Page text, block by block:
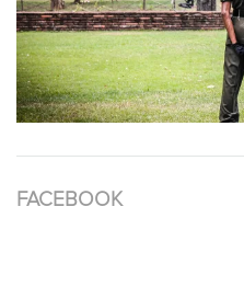
FACEBOOK